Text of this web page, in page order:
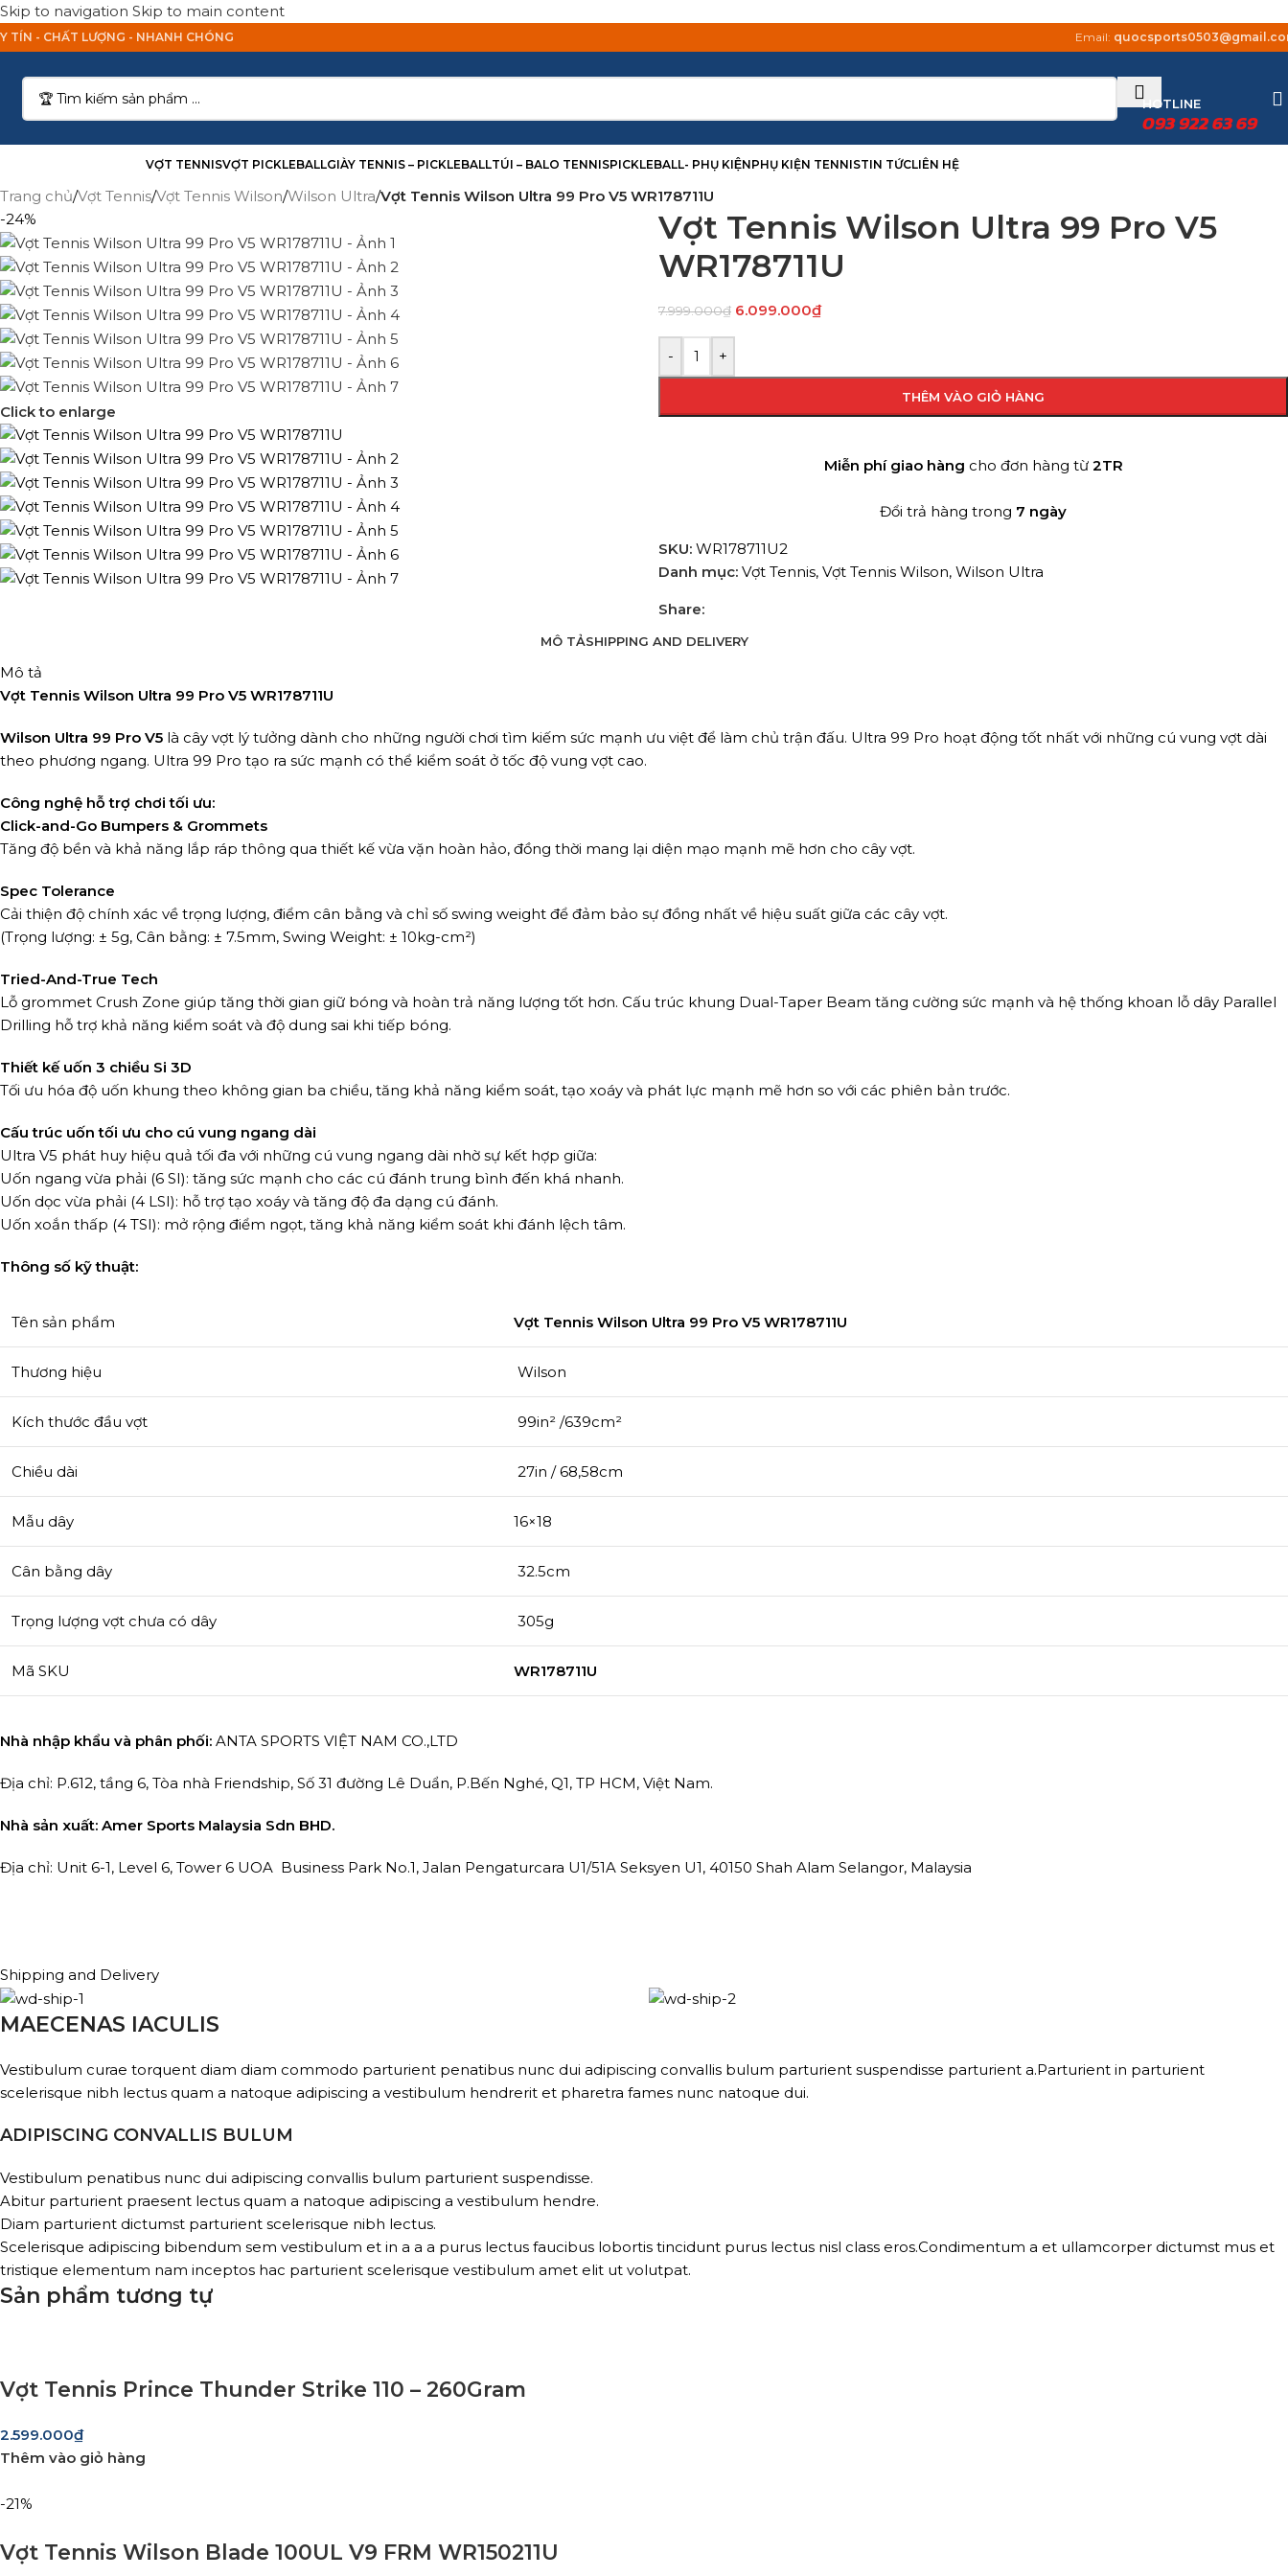
Skip to navigation Skip to main content
TÍN - CHẤT LƯỢNG - NHANH CHÓNG Email:
HOTLINE
093 922 63 69
VỢT TENNISVỢT PICKLEBALLGIÀY TENNIS – PICKLEBALLTÚI – BALO TENNISPICKLEBALL- PHỤ KIỆNPHỤ KIỆN TENNISTIN TỨCLIÊN HỆ
Trang chủ/Vợt Tennis/Vợt Tennis Wilson/Wilson Ultra/Vợt Tennis Wilson Ultra 99 Pro V5 WR178711U
-24%
Click to enlarge
Vợt Tennis Wilson Ultra 99 Pro V5
WR178711U
7.999.000₫ 6.099.000₫
- +
THÊM VÀO GIỎ HÀNG
Miễn phí giao hàng cho đơn hàng từ 2TR
Đổi trả hàng trong 7 ngày
SKU: WR178711U2
Danh mục: Vợt Tennis, Vợt Tennis Wilson, Wilson Ultra
Share:
MÔ TẢSHIPPING AND DELIVERY
Mô tả
Vợt Tennis Wilson Ultra 99 Pro V5 WR178711U
Wilson Ultra 99 Pro V5 là cây vợt lý tưởng dành cho những người chơi tìm kiếm sức mạnh ưu việt để làm chủ trận đấu. Ultra 99 Pro hoạt động tốt nhất với những cú vung vợt dài
theo phương ngang. Ultra 99 Pro tạo ra sức mạnh có thể kiểm soát ở tốc độ vung vợt cao.
Công nghệ hỗ trợ chơi tối ưu:
Click-and-Go Bumpers & Grommets
Tăng độ bền và khả năng lắp ráp thông qua thiết kế vừa vặn hoàn hảo, đồng thời mang lại diện mạo mạnh mẽ hơn cho cây vợt.
Spec Tolerance
Cải thiện độ chính xác về trọng lượng, điểm cân bằng và chỉ số swing weight để đảm bảo sự đồng nhất về hiệu suất giữa các cây vợt.
(Trọng lượng: ± 5g, Cân bằng: ± 7.5mm, Swing Weight: ± 10kg-cm²)
Tried-And-True Tech
Lỗ grommet Crush Zone giúp tăng thời gian giữ bóng và hoàn trả năng lượng tốt hơn. Cấu trúc khung Dual-Taper Beam tăng cường sức mạnh và hệ thống khoan lỗ dây Parallel
Drilling hỗ trợ khả năng kiểm soát và độ dung sai khi tiếp bóng.
Thiết kế uốn 3 chiều Si 3D
Tối ưu hóa độ uốn khung theo không gian ba chiều, tăng khả năng kiểm soát, tạo xoáy và phát lực mạnh mẽ hơn so với các phiên bản trước.
Cấu trúc uốn tối ưu cho cú vung ngang dài
Ultra V5 phát huy hiệu quả tối đa với những cú vung ngang dài nhờ sự kết hợp giữa:
Uốn ngang vừa phải (6 SI): tăng sức mạnh cho các cú đánh trung bình đến khá nhanh.
Uốn dọc vừa phải (4 LSI): hỗ trợ tạo xoáy và tăng độ đa dạng cú đánh.
Uốn xoắn thấp (4 TSI): mở rộng điểm ngọt, tăng khả năng kiểm soát khi đánh lệch tâm.
Thông số kỹ thuật:
Tên sản phẩm Vợt Tennis Wilson Ultra 99 Pro V5 WR178711U
Thương hiệu Wilson
Kích thước đầu vợt 99in² /639cm²
Chiều dài 27in / 68,58cm
Mẫu dây 16×18
Cân bằng dây 32.5cm
Trọng lượng vợt chưa có dây 305g
Mã SKU WR178711U
Nhà nhập khẩu và phân phối: ANTA SPORTS VIỆT NAM CO.,LTD
Địa chỉ: P.612, tầng 6, Tòa nhà Friendship, Số 31 đường Lê Duẩn, P.Bến Nghé, Q1, TP HCM, Việt Nam.
Nhà sản xuất: Amer Sports Malaysia Sdn BHD.
Địa chỉ: Unit 6-1, Level 6, Tower 6 UOA Business Park No.1, Jalan Pengaturcara U1/51A Seksyen U1, 40150 Shah Alam Selangor, Malaysia
Shipping and Delivery
MAECENAS IACULIS
Vestibulum curae torquent diam diam commodo parturient penatibus nunc dui adipiscing convallis bulum parturient suspendisse parturient a.Parturient in parturient
scelerisque nibh lectus quam a natoque adipiscing a vestibulum hendrerit et pharetra fames nunc natoque dui.
ADIPISCING CONVALLIS BULUM
Vestibulum penatibus nunc dui adipiscing convallis bulum parturient suspendisse.
Abitur parturient praesent lectus quam a natoque adipiscing a vestibulum hendre.
Diam parturient dictumst parturient scelerisque nibh lectus.
Scelerisque adipiscing bibendum sem vestibulum et in a a a purus lectus faucibus lobortis tincidunt purus lectus nisl class eros.Condimentum a et ullamcorper dictumst mus et
tristique elementum nam inceptos hac parturient scelerisque vestibulum amet elit ut volutpat.
Sản phẩm tương tự
Vợt Tennis Prince Thunder Strike 110 – 260Gram
2.599.000₫
Thêm vào giỏ hàng
-21%
Vợt Tennis Wilson Blade 100UL V9 FRM WR150211U